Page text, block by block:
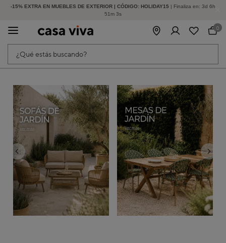
-15% EXTRA EN MUEBLES DE EXTERIOR | CÓDIGO: HOLIDAY15 | Finaliza en: 3d 6h
51m 2s
HASTA -60% DE DESCUENTO | SEGUNDAS REBAJAS
¿Qué estás buscando?
0